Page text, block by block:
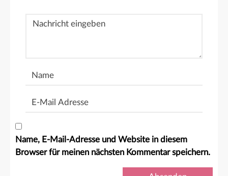
Nachricht
Name
E-
Name, E-Mail-Adresse und Website in diesem
Browser für meinen nächsten Kommentar speichern.